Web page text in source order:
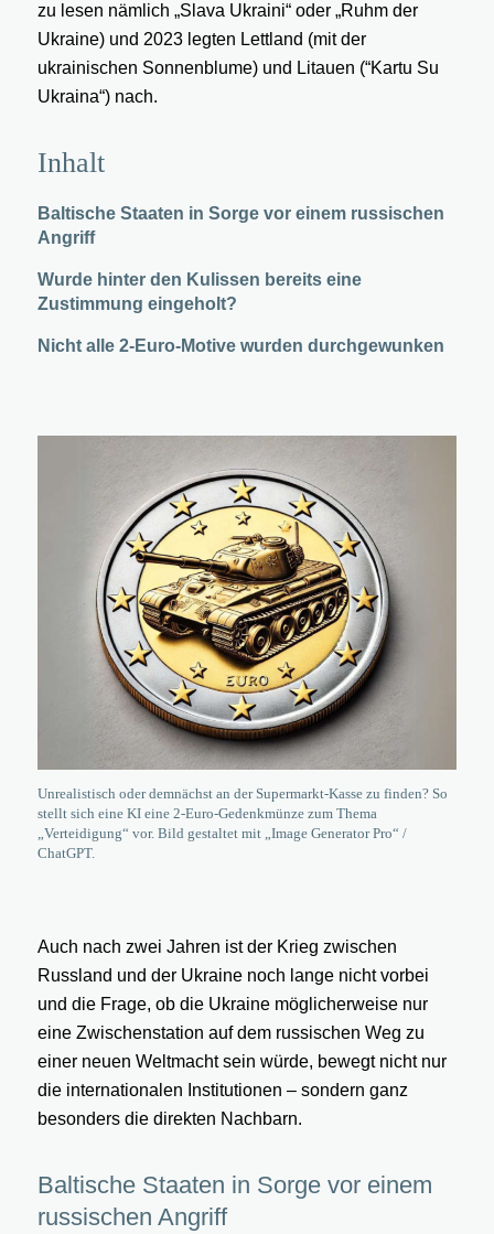
zu lesen nämlich „Slava Ukraini“ oder „Ruhm der
Ukraine) und 2023 legten Lettland (mit der
ukrainischen Sonnenblume) und Litauen (“Kartu Su
Ukraina“) nach.
Inhalt
Baltische Staaten in Sorge vor einem russischen
Angriff
Wurde hinter den Kulissen bereits eine
Zustimmung eingeholt?
Nicht alle 2-Euro-Motive wurden durchgewunken
Unrealistisch oder demnächst an der Supermarkt-Kasse zu finden? So
stellt sich eine KI eine 2-Euro-Gedenkmünze zum Thema
„Verteidigung“ vor. Bild gestaltet mit „Image Generator Pro“ /
ChatGPT.
Auch nach zwei Jahren ist der Krieg zwischen
Russland und der Ukraine noch lange nicht vorbei
und die Frage, ob die Ukraine möglicherweise nur
eine Zwischenstation auf dem russischen Weg zu
einer neuen Weltmacht sein würde, bewegt nicht nur
die internationalen Institutionen – sondern ganz
besonders die direkten Nachbarn.
Baltische Staaten in Sorge vor einem
russischen Angriff